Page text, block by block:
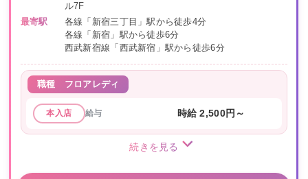
ル7F
最寄駅
各線「新宿三丁目」駅から徒歩4分
各線「新宿」駅から徒歩6分
西武新宿線「西武新宿」駅から徒歩6分
職種 フロアレディ
本入店 給与 時給 2,500円～
続きを見る